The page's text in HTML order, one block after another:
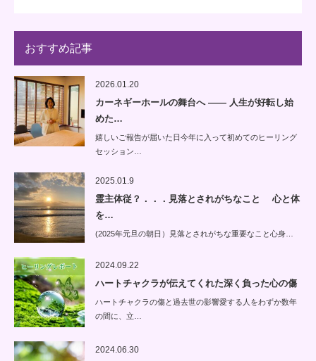
おすすめ記事
2026.01.20
カーネギーホールの舞台へ —— 人生が好転し始
めた…
嬉しいご報告が届いた日今年に入って初めてのヒーリング
セッション…
2025.01.9
霊主体従？．．．見落とされがちなこと 心と体
を…
(2025年元旦の朝日）見落とされがちな重要なこと心身…
2024.09.22
ハートチャクラが伝えてくれた深く負った心の傷
ハートチャクラの傷と過去世の影響愛する人をわずか数年
の間に、立…
2024.06.30